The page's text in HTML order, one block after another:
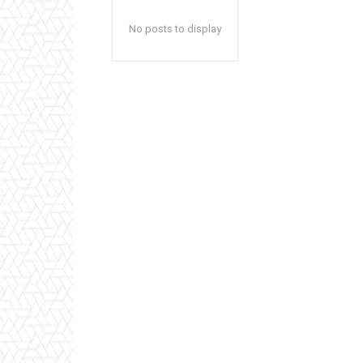
No posts to display